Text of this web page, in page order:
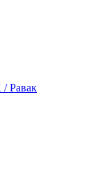
/ Равак